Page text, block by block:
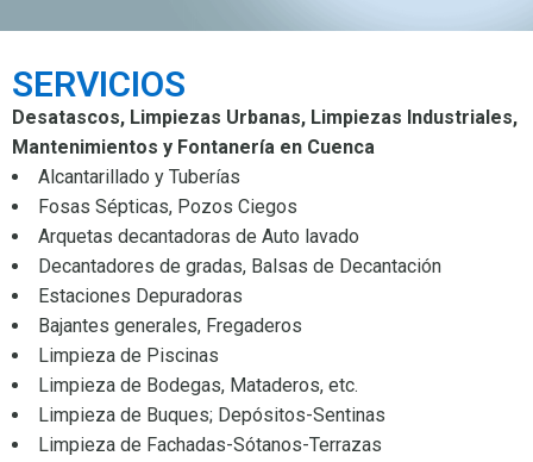
SERVICIOS
Desatascos, Limpiezas Urbanas, Limpiezas Industriales,
Mantenimientos y Fontanería en Cuenca
Alcantarillado y Tuberías
Fosas Sépticas, Pozos Ciegos
Arquetas decantadoras de Auto lavado
Decantadores de gradas, Balsas de Decantación
Estaciones Depuradoras
Bajantes generales, Fregaderos
Limpieza de Piscinas
Limpieza de Bodegas, Mataderos, etc.
Limpieza de Buques; Depósitos-Sentinas
Limpieza de Fachadas-Sótanos-Terrazas